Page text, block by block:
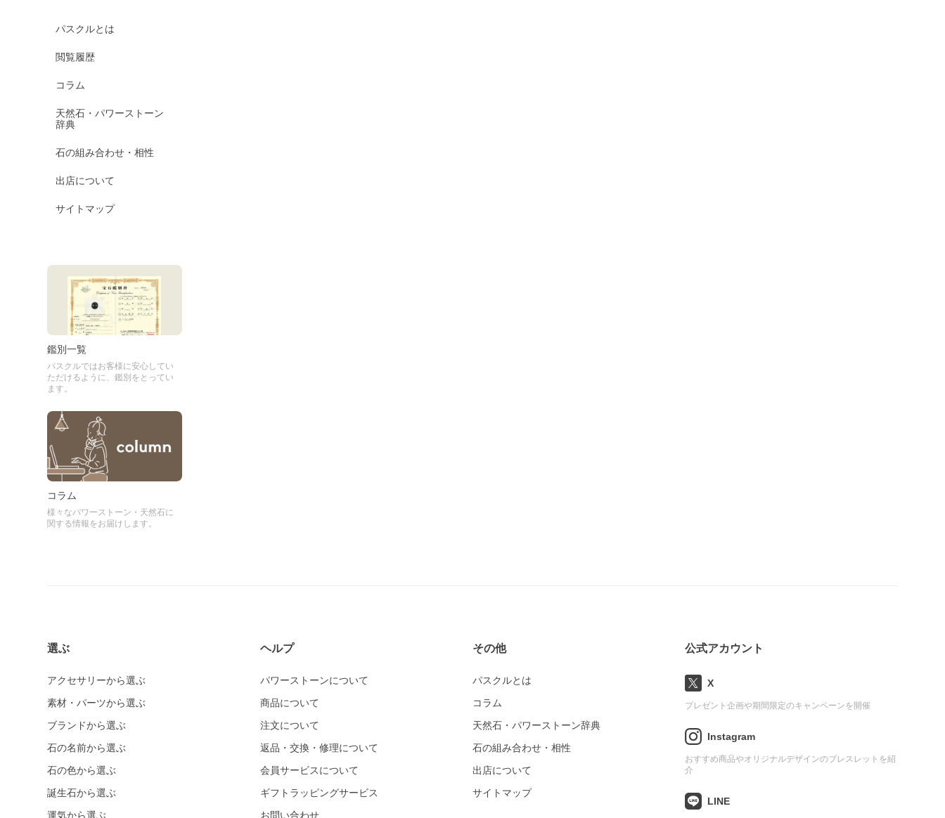
パスクルとは
閲覧履歴
コラム
天然石・パワーストーン
辞典
石の組み合わせ・相性
出店について
サイトマップ
鑑別一覧
パスクルではお客様に安心してい
ただけるように、鑑別をとってい
ます。
コラム
様々なパワーストーン・天然石に
関する情報をお届けします。
選ぶ
アクセサリーから選ぶ
素材・パーツから選ぶ
ブランドから選ぶ
石の名前から選ぶ
石の色から選ぶ
誕生石から選ぶ
運気から選ぶ
ヘルプ
パワーストーンについて
商品について
注文について
返品・交換・修理について
会員サービスについて
ギフトラッピングサービス
お問い合わせ
その他
パスクルとは
コラム
天然石・パワーストーン辞典
石の組み合わせ・相性
出店について
サイトマップ
公式アカウント
X
プレゼント企画や期間限定のキャンペーンを開催
Instagram
おすすめ商品やオリジナルデザインのブレスレットを紹
介
LINE